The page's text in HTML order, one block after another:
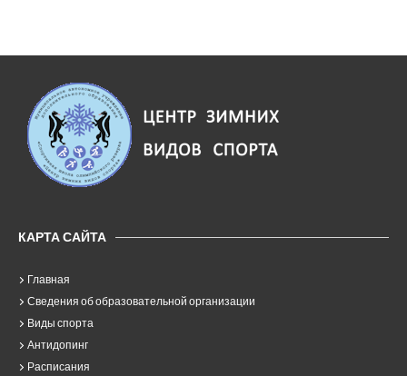
КАРТА САЙТА
Главная
Сведения об образовательной организации
Виды спорта
Антидопинг
Расписания